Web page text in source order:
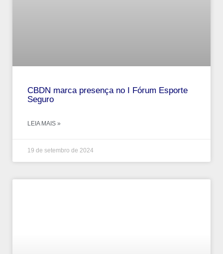
CBDN marca presença no I Fórum Esporte
Seguro
LEIA MAIS »
19 de setembro de 2024